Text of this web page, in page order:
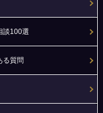
談100選
る質問